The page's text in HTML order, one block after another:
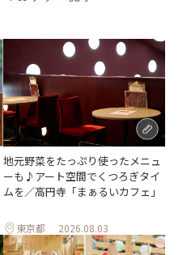
地元野菜をたっぷり使ったメニュ
ーも♪アート空間でくつろぎタイ
ムを／高円寺「まぁるいカフェ」
東京都 2026.08.03